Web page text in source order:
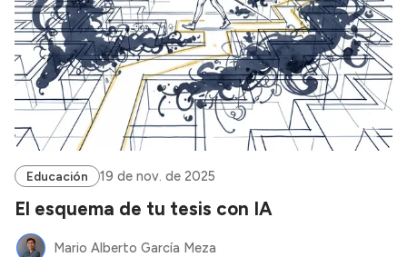
Educación 19 de nov. de 2025
El esquema de tu tesis con IA
Mario Alberto García Meza